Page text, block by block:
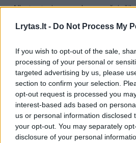
Lrytas.lt - Do Not Process My
If you wish to opt-out of the sale,
processing of your personal or
targeted advertising by us, please
section to confirm your selection.
opt-out request is processed you
interest-based ads based on
us or personal information disclosed
your opt-out. You may separately
disclosure of your personal
Alkotesterio parodymus
Po Žolinės šventės reidas
neblaivus vairuotojas
Žinios | Lietuvos diena
Valstybę į teismą duodantys